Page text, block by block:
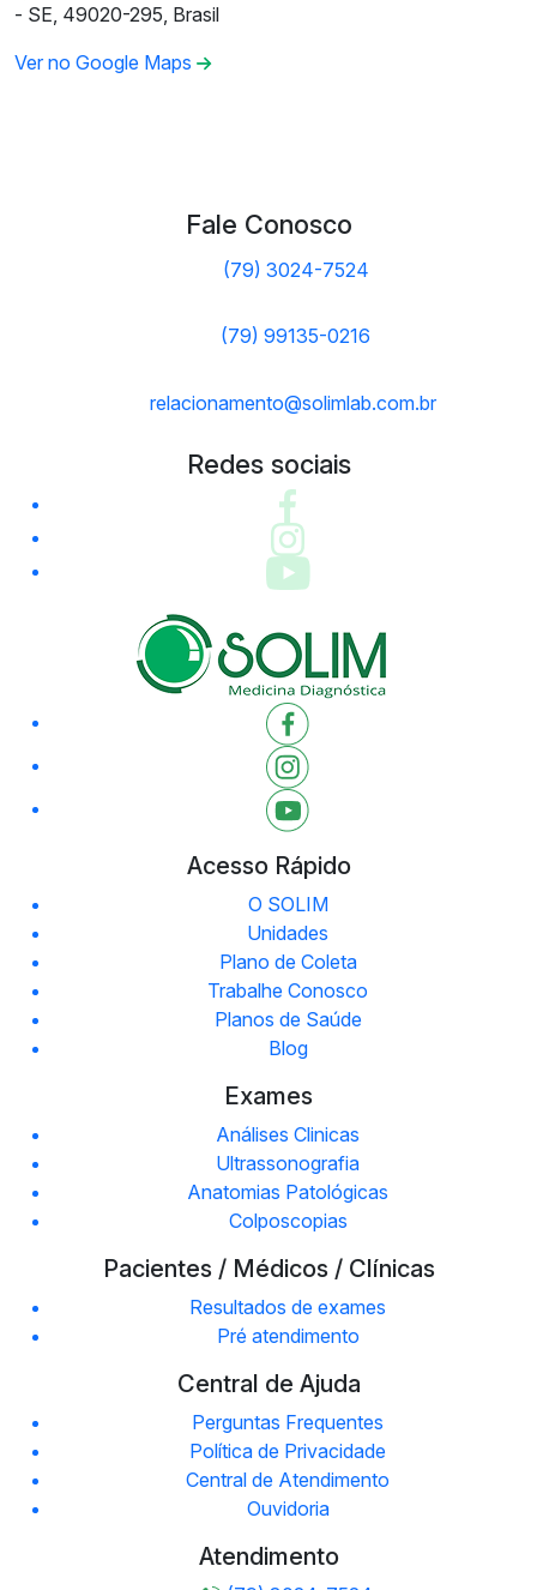
- SE, 49020-295, Brasil
Ver no Google Maps
Fale Conosco
(79) 3024-7524
(79) 99135-0216
relacionamento@solimlab.com.br
Redes sociais
Acesso Rápido
O SOLIM
Unidades
Plano de Coleta
Trabalhe Conosco
Planos de Saúde
Blog
Exames
Análises Clinicas
Ultrassonografia
Anatomias Patológicas
Colposcopias
Pacientes / Médicos / Clínicas
Resultados de exames
Pré atendimento
Central de Ajuda
Perguntas Frequentes
Política de Privacidade
Central de Atendimento
Ouvidoria
Atendimento